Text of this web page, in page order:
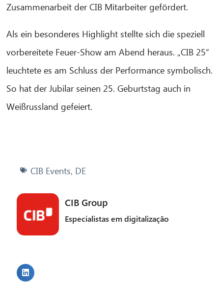
Zusammenarbeit der CIB Mitarbeiter gefördert.
Als ein besonderes Highlight stellte sich die speziell
vorbereitete Feuer-Show am Abend heraus. „CIB 25“
leuchtete es am Schluss der Performance symbolisch.
So hat der Jubilar seinen 25. Geburtstag auch in
Weißrussland gefeiert.
CIB Events, DE
CIB Group
Especialistas em digitalização
CIB AI ChatBot
Olá! O que posso fazer por si?